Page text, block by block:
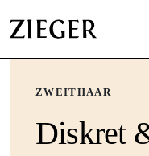
ZWEITHAAR
Diskret